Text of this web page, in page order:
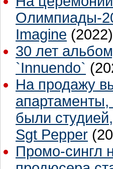
Олимпиады-
Imagine (2022)
30 лет
`Innuendo`
На продажу
апартаменты,
были
Sgt Pepper
Промо-сингл